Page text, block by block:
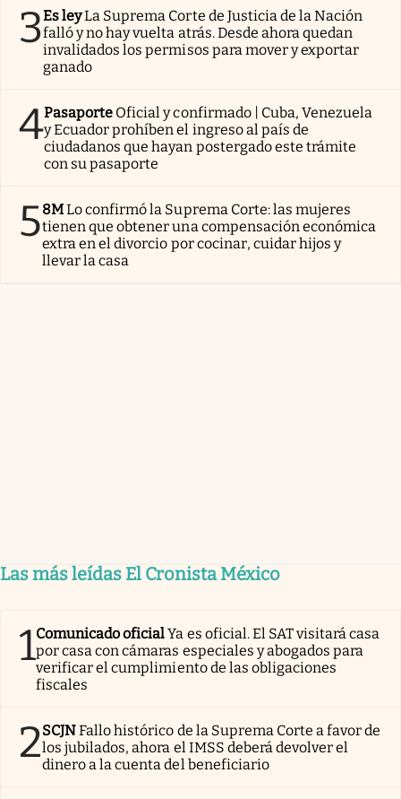
3Es leyLa Suprema Corte de Justicia de la Nación
falló y no hay vuelta atrás. Desde ahora quedan
invalidados los permisos para mover y exportar
ganado
4Pasaporte Oficial y confirmado | Cuba, Venezuela
y Ecuador prohíben el ingreso al país de
ciudadanos que hayan postergado este trámite
con su pasaporte
58MLo confirmó la Suprema Corte: las mujeres
tienen que obtener una compensación económica
extra en el divorcio por cocinar, cuidar hijos y
llevar la casa
Las más leídas El Cronista México
1Comunicado oficialYa es oficial. El SAT visitará casa
por casa con cámaras especiales y abogados para
verificar el cumplimiento de las obligaciones
fiscales
2SCJNFallo histórico de la Suprema Corte a favor de
los jubilados, ahora el IMSS deberá devolver el
dinero a la cuenta del beneficiario